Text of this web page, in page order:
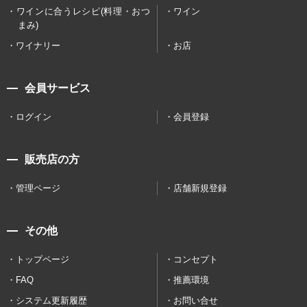
ワインに合うレシピ(料理・おつ
まみ)
ワイン
ワイナリー お店
会員サービス
ログイン 会員登録
販売店の方
管理ページ 店舗新規登録
その他
トップページ
コンセプト
FAQ
推薦環境
システム更新履歴
お問い合せ